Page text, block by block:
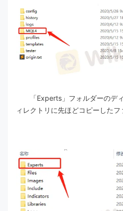
「Experts」フォルダーのディ
ィレクトリに先ほどコピーしたフ